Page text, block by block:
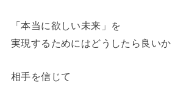
「本当に欲しい未来」を
実現するためにはどうしたら良いか
相手を信じて